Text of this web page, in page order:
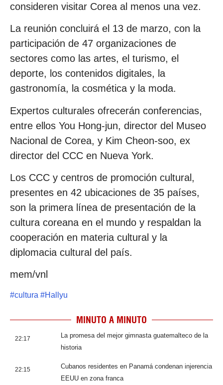
consideren visitar Corea al menos una vez.
La reunión concluirá el 13 de marzo, con la
participación de 47 organizaciones de
sectores como las artes, el turismo, el
deporte, los contenidos digitales, la
gastronomía, la cosmética y la moda.
Expertos culturales ofrecerán conferencias,
entre ellos You Hong-jun, director del Museo
Nacional de Corea, y Kim Cheon-soo, ex
director del CCC en Nueva York.
Los CCC y centros de promoción cultural,
presentes en 42 ubicaciones de 35 países,
son la primera línea de presentación de la
cultura coreana en el mundo y respaldan la
cooperación en materia cultural y la
diplomacia cultural del país.
mem/vnl
#cultura #Hallyu
MINUTO A MINUTO
22:17
La promesa del mejor gimnasta guatemalteco de la
historia
22:15
Cubanos residentes en Panamá condenan injerencia
EEUU en zona franca